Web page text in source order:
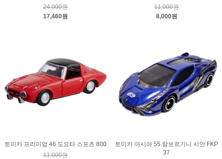
24,000원
17,460원
11,000원
8,000원
토미카 프리미엄 46 도요타 스포츠 800
11,000원
토미카 아시아 55 람보르기니 시안 FKP
37